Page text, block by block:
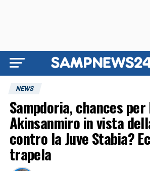
NEWS
Sampdoria, chances per
Akinsanmiro in vista
contro la Juve Stabia?
trapela